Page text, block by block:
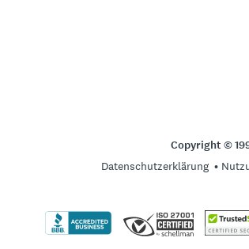
Copyright ©
Datenschutzerklärung